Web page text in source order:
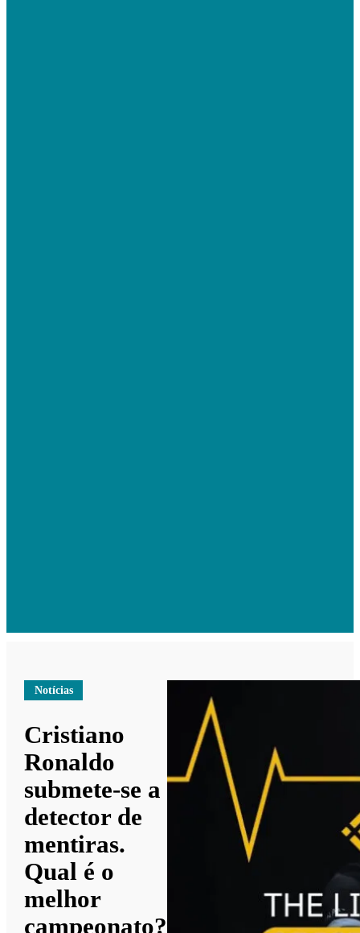
Notícias
Cristiano
Ronaldo
submete-se a
detector de
mentiras.
Qual é o
melhor
campeonato?